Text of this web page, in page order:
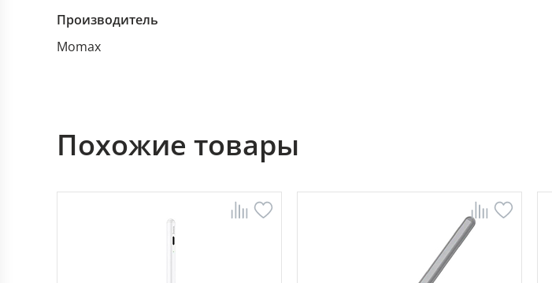
Производитель
Momax
Похожие товары